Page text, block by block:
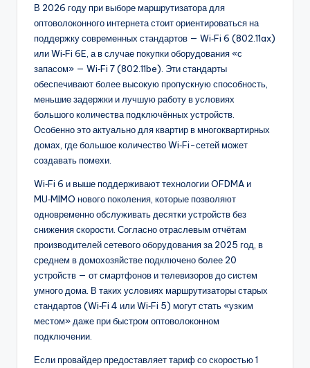
В 2026 году при выборе маршрутизатора для
оптоволоконного интернета стоит ориентироваться на
поддержку современных стандартов — Wi‑Fi 6 (802.11ax)
или Wi‑Fi 6E, а в случае покупки оборудования «с
запасом» — Wi‑Fi 7 (802.11be). Эти стандарты
обеспечивают более высокую пропускную способность,
меньшие задержки и лучшую работу в условиях
большого количества подключённых устройств.
Особенно это актуально для квартир в многоквартирных
домах, где большое количество Wi‑Fi-сетей может
создавать помехи.
Wi‑Fi 6 и выше поддерживают технологии OFDMA и
MU‑MIMO нового поколения, которые позволяют
одновременно обслуживать десятки устройств без
снижения скорости. Согласно отраслевым отчётам
производителей сетевого оборудования за 2025 год, в
среднем в домохозяйстве подключено более 20
устройств — от смартфонов и телевизоров до систем
умного дома. В таких условиях маршрутизаторы старых
стандартов (Wi‑Fi 4 или Wi‑Fi 5) могут стать «узким
местом» даже при быстром оптоволоконном
подключении.
Если провайдер предоставляет тариф со скоростью 1